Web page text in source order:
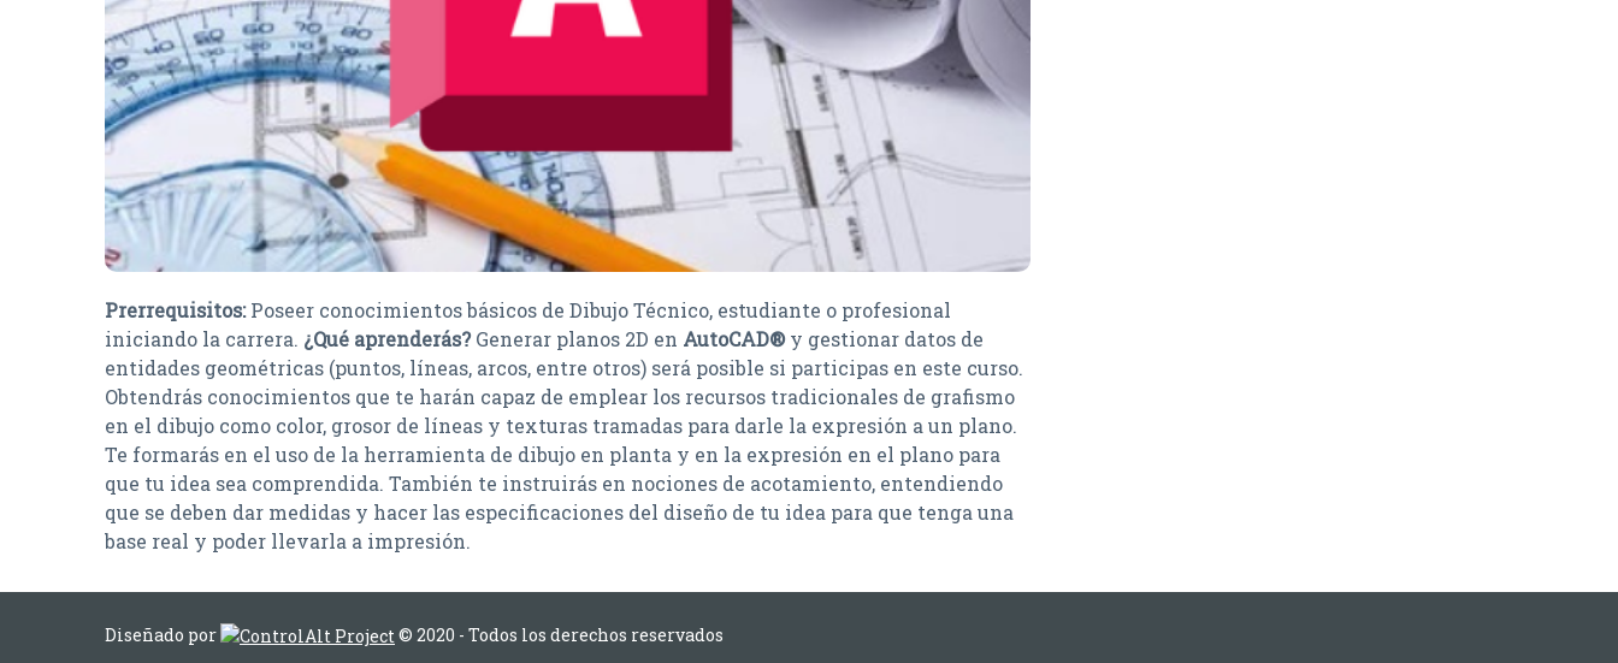
Prerrequisitos:Poseer conocimientos básicos de Dibujo Técnico, estudiante o profesional
iniciando la carrera. ¿Qué aprenderás?Generar planos 2D en AutoCAD®y gestionar datos de
entidades geométricas (puntos, líneas, arcos, entre otros) será posible si participas en este curso.
Obtendrás conocimientos que te harán capaz de emplear los recursos tradicionales de grafismo
en el dibujo como color, grosor de líneas y texturas tramadas para darle la expresión a un plano.
Te formarás en el uso de la herramienta de dibujo en planta y en la expresión en el plano para
que tu idea sea comprendida. También te instruirás en nociones de acotamiento, entendiendo
que se deben dar medidas y hacer las especificaciones del diseño de tu idea para que tenga una
base real y poder llevarla a impresión.
Diseñado por © 2020 - Todos los derechos reservados